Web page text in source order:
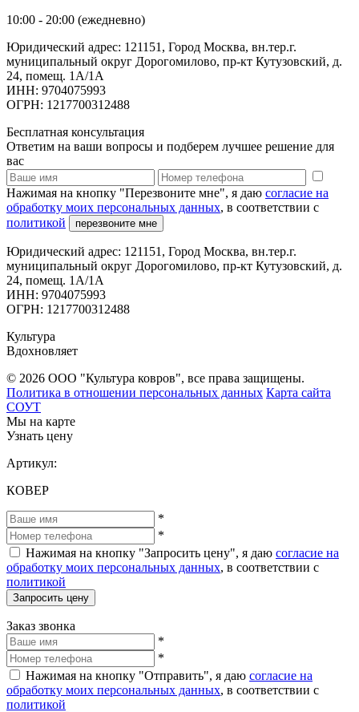
10:00 - 20:00 (ежедневно)
Юридический адрес: 121151, Город Москва, вн.тер.г.
муниципальный округ Дорогомилово, пр-кт Кутузовский, д.
24, помещ. 1А/1А
ИНН: 9704075993
ОГРН: 1217700312488
Бесплатная консультация
Ответим на ваши вопросы и подберем лучшее решение для
вас
Нажимая на кнопку "Перезвоните мне", я даю согласие на
обработку моих персональных данных, в соответствии с
политикой
перезвоните мне
Юридический адрес: 121151, Город Москва, вн.тер.г.
муниципальный округ Дорогомилово, пр-кт Кутузовский, д.
24, помещ. 1А/1А
ИНН: 9704075993
ОГРН: 1217700312488
Культура
Вдохновляет
© 2026 ООО "Культура ковров", все права защищены.
Политика в отношении персональных данных Карта сайта
СОУТ
Мы на карте
Узнать цену
Артикул:
КОВЕР
*
*
Нажимая на кнопку "Запросить цену", я даю согласие на
обработку моих персональных данных, в соответствии с
политикой
Запросить цену
Заказ звонка
*
*
Нажимая на кнопку "Отправить", я даю согласие на
обработку моих персональных данных, в соответствии с
политикой